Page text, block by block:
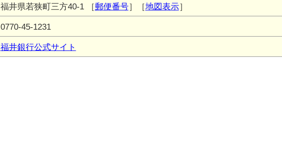
福井県若狭町三方40-1 ［郵便番号］［地図表示］
0770-45-1231
福井銀行公式サイト